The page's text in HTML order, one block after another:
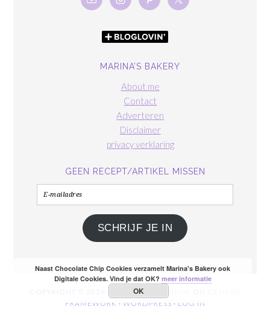
MARINA’S BAKERY
About me
Contact
Adverteren
Disclaimer
privacy verklaring
GEEN RECEPT/ARTIKEL MISSEN
E-
mailadres
SCHRIJF JE IN
COPYRIGHT © 2026 · FOODIE PRO THEME
FRAMEWORK · WORDPRESS · LOG IN
Naast Chocolate Chip Cookies verzamelt Marina's Bakery ook
Digitale Cookies. Vind je dat OK? meer informatie
OK